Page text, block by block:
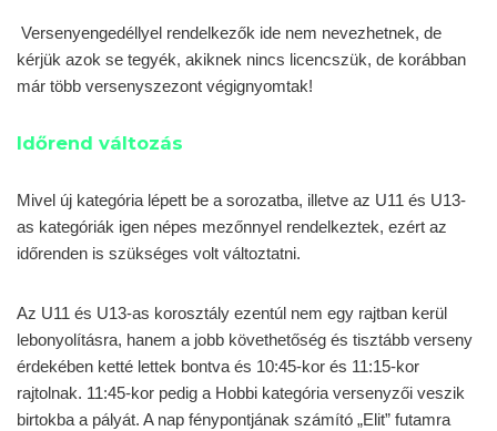
Versenyengedéllyel rendelkezők ide nem nevezhetnek, de
kérjük azok se tegyék, akiknek nincs licencszük, de korábban
már több versenyszezont végignyomtak!
Időrend változás
Mivel új kategória lépett be a sorozatba, illetve az U11 és U13-
as kategóriák igen népes mezőnnyel rendelkeztek, ezért az
időrenden is szükséges volt változtatni.
Az U11 és U13-as korosztály ezentúl nem egy rajtban kerül
lebonyolításra, hanem a jobb követhetőség és tisztább verseny
érdekében ketté lettek bontva és 10:45-kor és 11:15-kor
rajtolnak. 11:45-kor pedig a Hobbi kategória versenyzői veszik
birtokba a pályát. A nap fénypontjának számító „Elit” futamra